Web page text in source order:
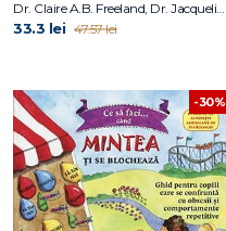
care vor să scape de
anxietatea socială
33.3 lei 47.57 lei
-30%